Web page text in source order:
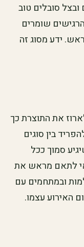
סובלים טוב
שומרים
ידע מסוג זה
את התוצרת כך
בין סוגים
סמוך ככל
לתאם מראש את
ובמתחמים עם
האירוע עצמו.